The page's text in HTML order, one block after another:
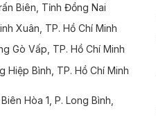
Biên, Tỉnh Đồng Nai
Xuân, TP. Hồ Chí Minh
Gò Vấp, TP. Hồ Chí Minh
Hiệp Bình, TP. Hồ Chí Minh
Hòa 1, P. Long Bình,